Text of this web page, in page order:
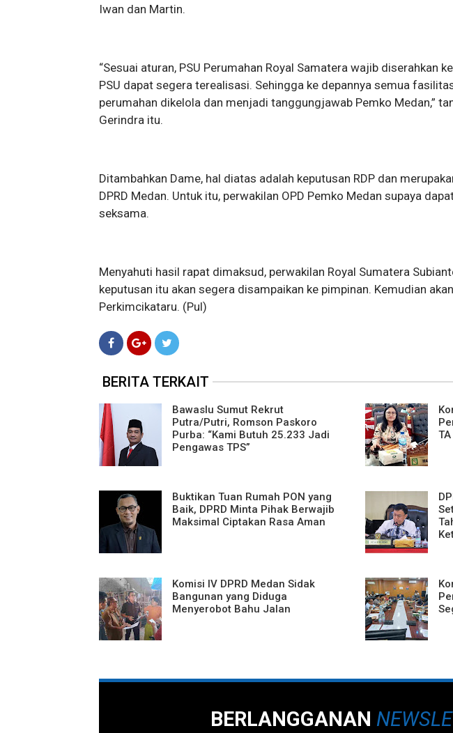
Iwan dan Martin.
“Sesuai aturan, PSU Perumahan Royal Samatera wajib diserahkan
PSU dapat segera terealisasi. Sehingga ke depannya semua
perumahan dikelola dan menjadi tanggungjawab Pemko Medan,”
Gerindra itu.
Ditambahkan Dame, hal diatas adalah keputusan RDP dan
DPRD Medan. Untuk itu, perwakilan OPD Pemko Medan supaya
seksama.
Menyahuti hasil rapat dimaksud, perwakilan Royal Sumatera
keputusan itu akan segera disampaikan ke pimpinan. Kemudian
Perkimcikataru. (Pul)
BERITA TERKAIT
Bawaslu Sumut Rekrut
Putra/Putri, Romson Paskoro
Purba: “Kami Butuh 25.233 Jadi
Pengawas TPS”
Buktikan Tuan Rumah PON yang
Baik, DPRD Minta Pihak Berwajib
Maksimal Ciptakan Rasa Aman
Komisi IV DPRD Medan Sidak
Bangunan yang Diduga
Menyerobot Bahu Jalan
BERLANGGANAN